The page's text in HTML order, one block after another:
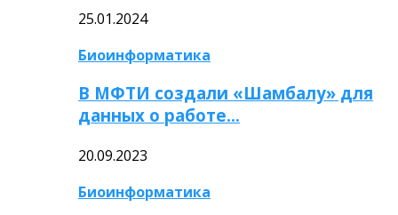
25.01.2024
Биоинформатика
В МФТИ создали «Шамбалу» для
данных о работе…
20.09.2023
Биоинформатика